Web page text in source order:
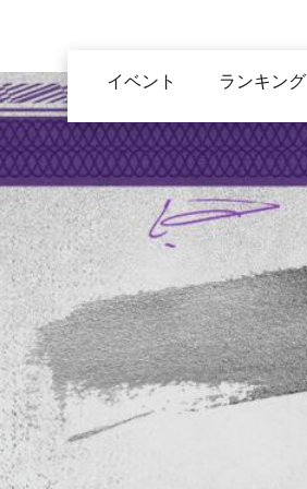
ン
コ
ン
テ
ン
ツ
に
移
動
navigation
イベント ランキング